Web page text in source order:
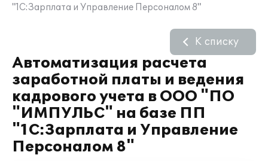
"1С:Зарплата и Управление Персоналом 8"
Автоматизация расчета
заработной платы и ведения
кадрового учета в ООО "ПО
"ИМПУЛЬС" на базе ПП
"1С:Зарплата и Управление
Персоналом 8"
К списку